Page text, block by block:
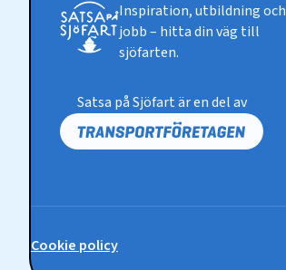
Inspiration, utbildning och
jobb – hitta din väg till
sjöfarten.
Satsa på Sjöfart är en del av
Policy-
Cookie policy